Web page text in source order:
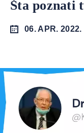
Šta poznati
06. APR. 2022.